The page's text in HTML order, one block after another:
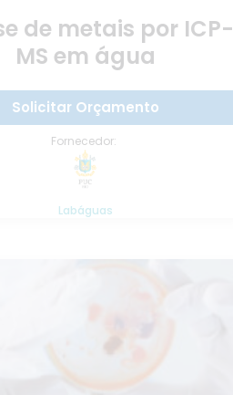
de metais por ICP-
MS em água
Solicitar Orçamento
Fornecedor:
Labáguas